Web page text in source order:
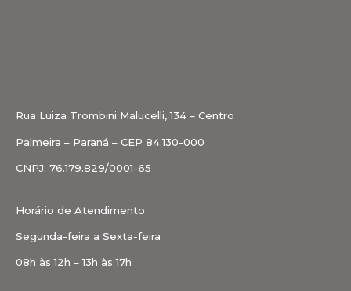
Rua Luiza Trombini Malucelli, 134 – Centro
Palmeira – Paraná – CEP 84.130-000
CNPJ: 76.179.829/0001-65
Horário de Atendimento
Segunda-feira a Sexta-feira
08h às 12h – 13h às 17h